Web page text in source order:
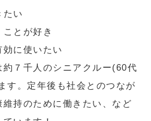
たい
ことが好き
効に使いたい
７千人のシニアクルー(60代
す。定年後も社会とのつなが
持のために働きたい、など